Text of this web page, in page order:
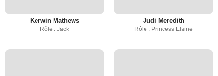
Kerwin Mathews
Rôle : Jack
Judi Meredith
Rôle : Princess Elaine